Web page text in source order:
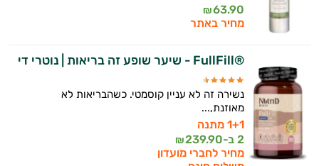
63.90
₪
מחיר באתר
®FullFill - שיער שופע זה בריאות | נוטרי די
נשירה זה לא עניין קוסמטי. כשהבריאות לא
מאוזנת,...
1+1 מתנה
2 ב-
239.90
₪
מחיר לחברי מועדון
אני יועץ הבריאות האישי AI של טבע בריא.
התשובות שלי מבוססות על מאגרי מידע קליניים
וספרות מקצועית בתחומי הרפואה הטבעית
ותזונת הספורט.